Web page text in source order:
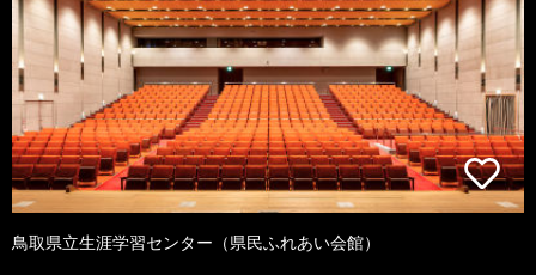
鳥取県立生涯学習センター（県民ふれあい会館）